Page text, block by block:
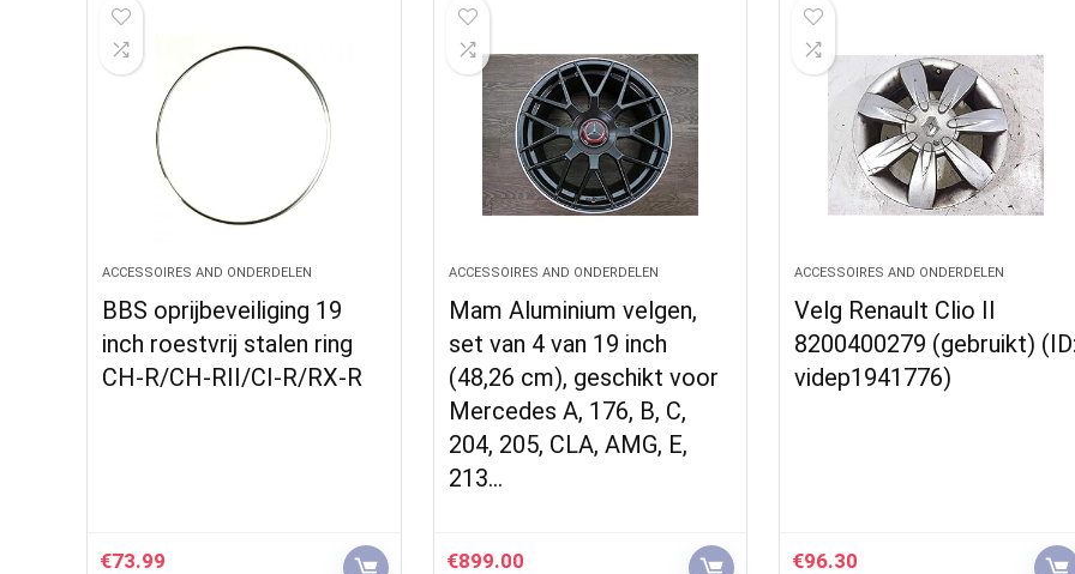
ACCESSOIRES AND ONDERDELEN
BBS oprijbeveiliging 19
inch roestvrij stalen ring
CH-R/CH-RII/CI-R/RX-R
€73.99
ACCESSOIRES AND ONDERDELEN
Mam Aluminium velgen,
set van 4 van 19 inch
(48,26 cm), geschikt voor
Mercedes A, 176, B, C,
204, 205, CLA, AMG, E,
213…
€899.00
ACCESSOIRES AND ONDERDELEN
Velg Renault Clio II
8200400279 (gebruikt)
videp1941776)
€96.30